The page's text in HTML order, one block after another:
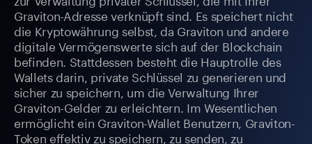
Graviton-Adresse verknüpft sind. Es speichert nicht
die Kryptowährung selbst, da Graviton und andere
digitale Vermögenswerte sich auf der Blockchain
befinden. Stattdessen besteht die Hauptrolle des
Wallets darin, private Schlüssel zu generieren und
sicher zu speichern, um die Verwaltung Ihrer
Graviton-Gelder zu erleichtern. Im Wesentlichen
ermöglicht ein Graviton-Wallet Benutzern, Graviton-
Token effektiv zu speichern, zu senden, zu